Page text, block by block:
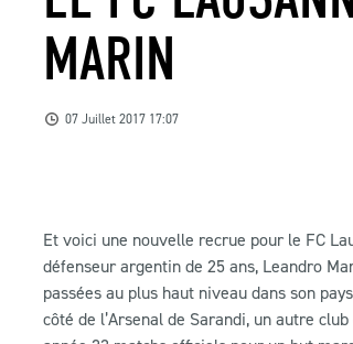
MARIN
07 Juillet 2017 17:07
Et voici une nouvelle recrue pour le FC
défenseur argentin de 25 ans, Leandro
passées au plus haut niveau dans son
côté de l’Arsenal de Sarandi, un autre